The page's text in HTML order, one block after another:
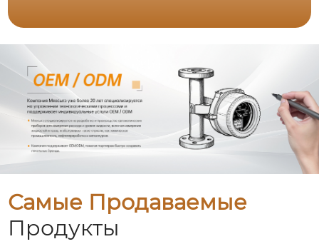
Самые Продаваемые
Продукты